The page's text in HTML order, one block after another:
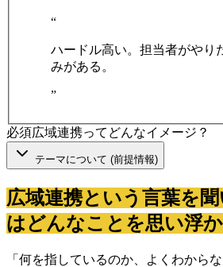
“
ハードル高い。担当者がやり
みがある。
”
必須広域連携ってどんなイメージ？
テーマについて (前提情報)
広域連携という言葉を
はどんなことを思い浮
「何を指しているのか、よくわから